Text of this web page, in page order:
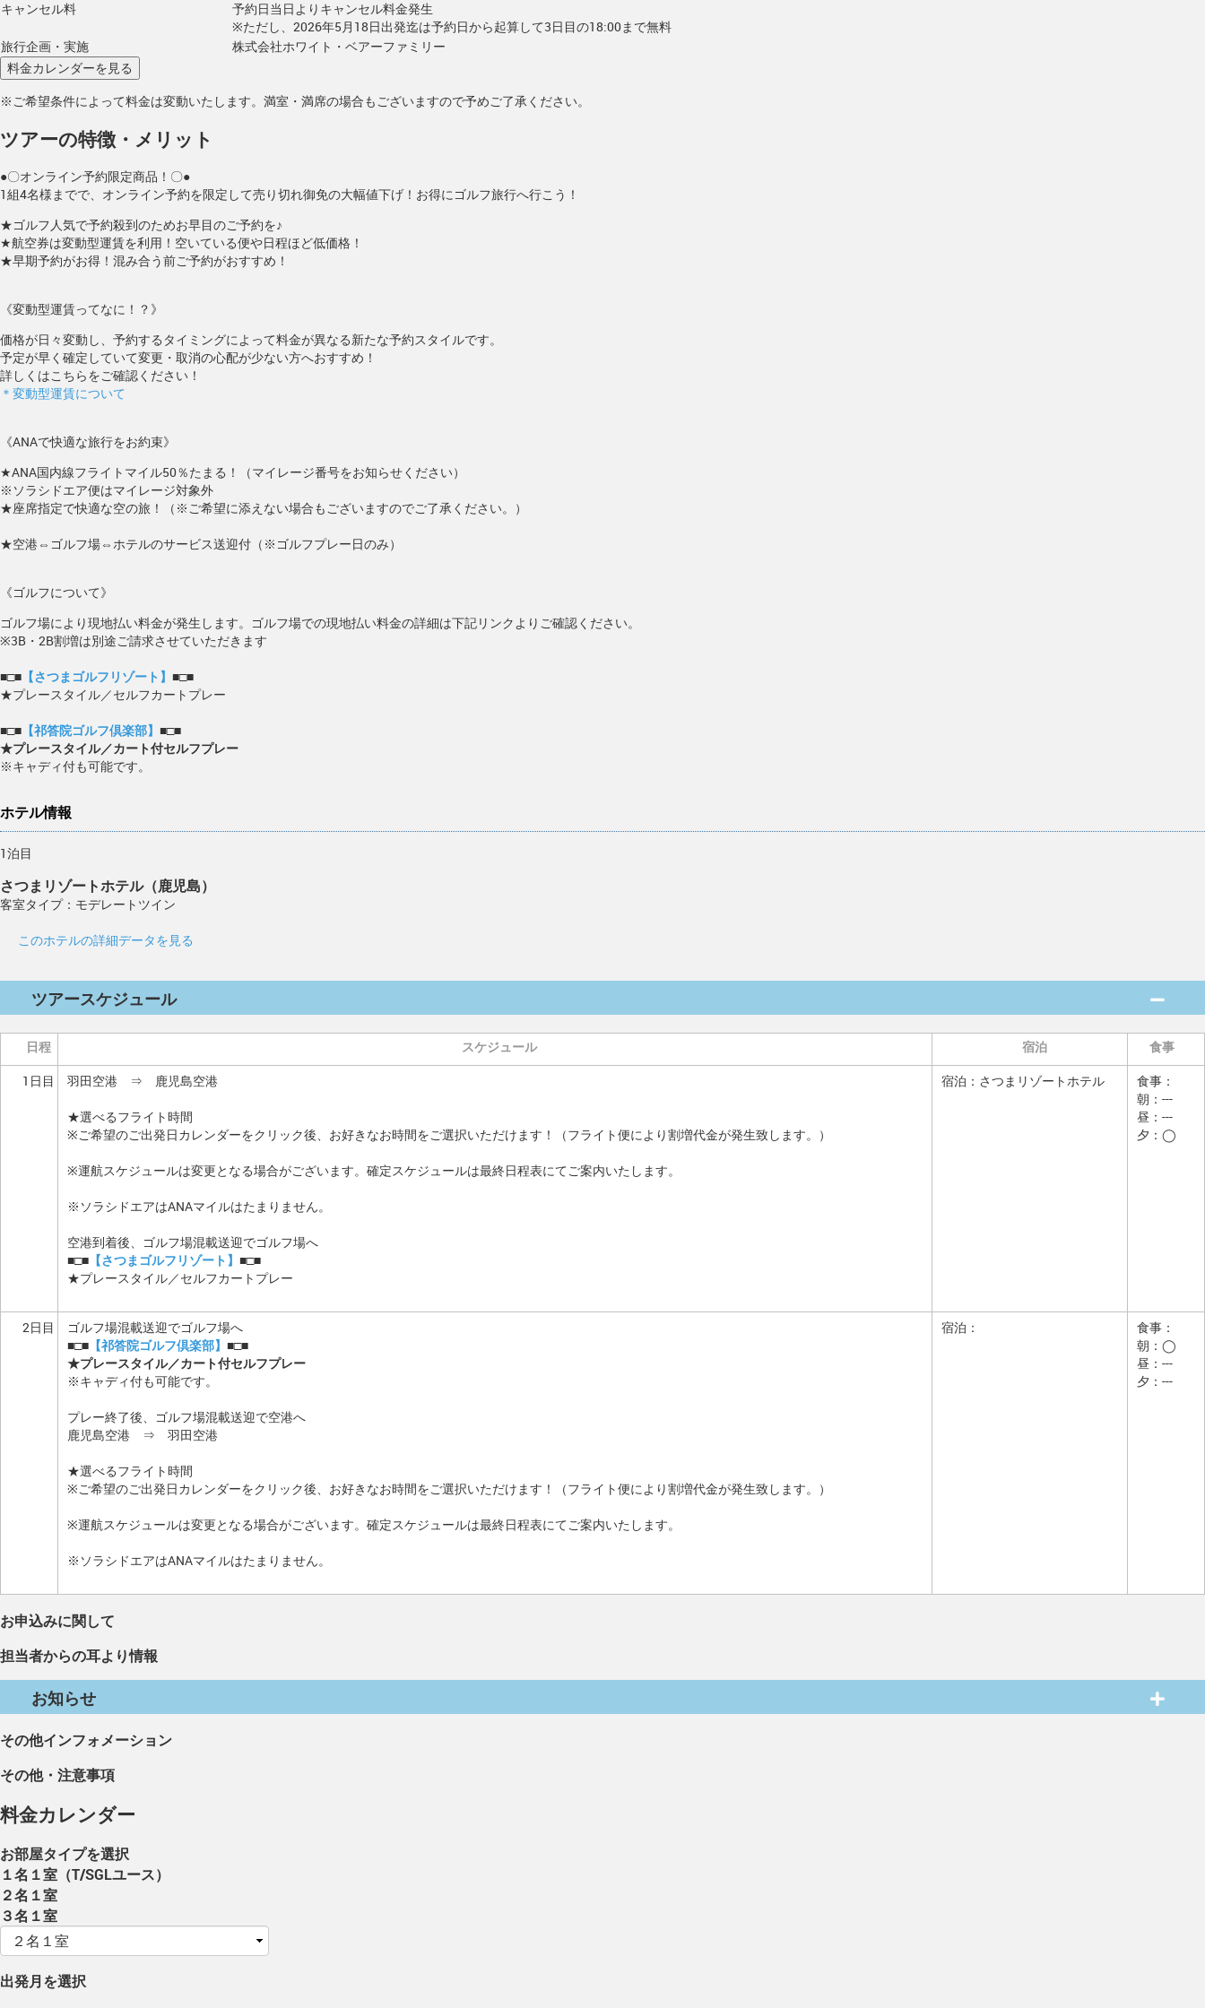
キャンセル料
予約日当日よりキャンセル料金発生
※ただし、2026年5月18日出発迄は予約日から起算して3日目の18:00まで無料
旅行企画・実施
株式会社ホワイト・ベアーファミリー
※ご希望条件によって料金は変動いたします。満室・満席の場合もございますので予めご了承ください。
ツアーの特徴・メリット
●〇オンライン予約限定商品！〇●
1組4名様までで、オンライン予約を限定して売り切れ御免の大幅値下げ！お得にゴルフ旅行へ行こう！
★ゴルフ人気で予約殺到のためお早目のご予約を♪
★航空券は変動型運賃を利用！空いている便や日程ほど低価格！
★早期予約がお得！混み合う前ご予約がおすすめ！
《変動型運賃ってなに！？》
価格が日々変動し、予約するタイミングによって料金が異なる新たな予約スタイルです。
予定が早く確定していて変更・取消の心配が少ない方へおすすめ！
詳しくはこちらをご確認ください！
＊変動型運賃について
《ANAで快適な旅行をお約束》
★ANA国内線フライトマイル50％たまる！（マイレージ番号をお知らせください）
※ソラシドエア便はマイレージ対象外
★座席指定で快適な空の旅！（※ご希望に添えない場合もございますのでご了承ください。）
★空港⇔ゴルフ場⇔ホテルのサービス送迎付（※ゴルフプレー日のみ）
《ゴルフについて》
ゴルフ場により現地払い料金が発生します。ゴルフ場での現地払い料金の詳細は下記リンクよりご確認ください。
※3B・2B割増は別途ご請求させていただきます
■□■ 【さつまゴルフリゾート】 ■□■
★プレースタイル／セルフカートプレー
■□■ 【祁答院ゴルフ倶楽部】 ■□■
★プレースタイル／カート付セルフプレー
※キャディ付も可能です。
ホテル情報
1泊目
さつまリゾートホテル（鹿児島）
客室タイプ：モデレートツイン
このホテルの詳細データを見る
ツアースケジュール
日程 スケジュール 宿泊
食事
1日目
羽田空港 ⇒ 鹿児島空港
★選べるフライト時間
※ご希望のご出発日カレンダーをクリック後、お好きなお時間をご選択いただけます！（フライト便により割増代金が発生致します。）
※運航スケジュールは変更となる場合がございます。確定スケジュールは最終日程表にてご案内いたします。
※ソラシドエアはANAマイルはたまりません。
空港到着後、ゴルフ場混載送迎でゴルフ場へ
■□■ 【さつまゴルフリゾート】 ■□■
★プレースタイル／セルフカートプレー
宿泊： さつまリゾートホテル
食事：
朝：---
昼：---
夕：◯
2日目
ゴルフ場混載送迎でゴルフ場へ
■□■ 【祁答院ゴルフ倶楽部】 ■□■
★プレースタイル／カート付セルフプレー
※キャディ付も可能です。
プレー終了後、ゴルフ場混載送迎で空港へ
鹿児島空港 ⇒ 羽田空港
★選べるフライト時間
※ご希望のご出発日カレンダーをクリック後、お好きなお時間をご選択いただけます！（フライト便により割増代金が発生致します。）
※運航スケジュールは変更となる場合がございます。確定スケジュールは最終日程表にてご案内いたします。
※ソラシドエアはANAマイルはたまりません。
宿泊：
食事：
朝：◯
昼：---
夕：---
お申込みに関して
担当者からの耳より情報
お知らせ
その他インフォメーション
その他・注意事項
料金カレンダー
お部屋タイプを選択
１名１室（T/SGLユース）
２名１室
３名１室
出発月を選択